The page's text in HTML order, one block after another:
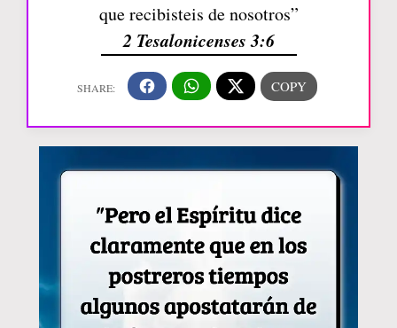
que recibisteis de nosotros”
2 Tesalonicenses 3:6